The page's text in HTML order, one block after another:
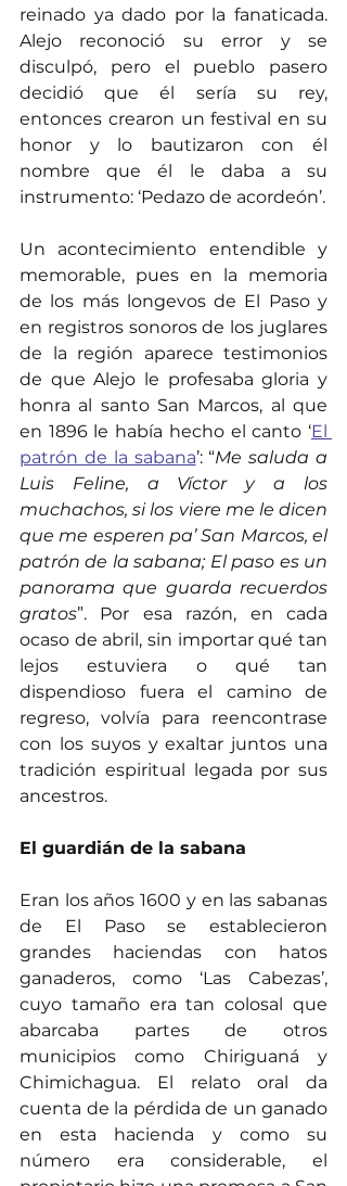
reinado ya dado por la fanaticada.
Alejo reconoció su error y se
disculpó, pero el pueblo pasero
decidió que él sería su rey,
entonces crearon un festival en su
honor y lo bautizaron con él
nombre que él le daba a su
instrumento: ‘Pedazo de acordeón’.
Un acontecimiento entendible y
memorable, pues en la memoria
de los más longevos de El Paso y
en registros sonoros de los juglares
de la región aparece testimonios
de que Alejo le profesaba gloria y
honra al santo San Marcos, al que
en 1896 le había hecho el canto ‘El
patrón de la sabana’: “Me saluda a
Luis Feline, a Víctor y a los
muchachos, si los viere me le dicen
que me esperen pa’ San Marcos, el
patrón de la sabana; El paso es un
panorama que guarda recuerdos
gratos”. Por esa razón, en cada
ocaso de abril, sin importar qué tan
lejos estuviera o qué tan
dispendioso fuera el camino de
regreso, volvía para reencontrase
con los suyos y exaltar juntos una
tradición espiritual legada por sus
ancestros.
El guardián de la sabana
Eran los años 1600 y en las sabanas
de El Paso se establecieron
grandes haciendas con hatos
ganaderos, como ‘Las Cabezas’,
cuyo tamaño era tan colosal que
abarcaba partes de otros
municipios como Chiriguaná y
Chimichagua. El relato oral da
cuenta de la pérdida de un ganado
en esta hacienda y como su
número era considerable, el